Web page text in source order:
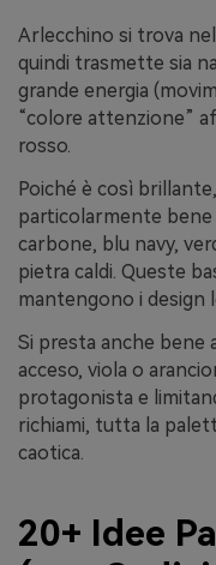
Arlecchino si trova
quindi trasmette sia
grande energia
“colore attenzione”
rosso.
Poiché è così
particolarmente
carbone, blu navy,
pietra caldi. Queste
mantengono i design
Si presta anche bene
acceso, viola o
protagonista e
richiami, tutta la
caotica.
20+ Idee